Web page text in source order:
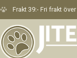
Frakt 39:- Fri frakt